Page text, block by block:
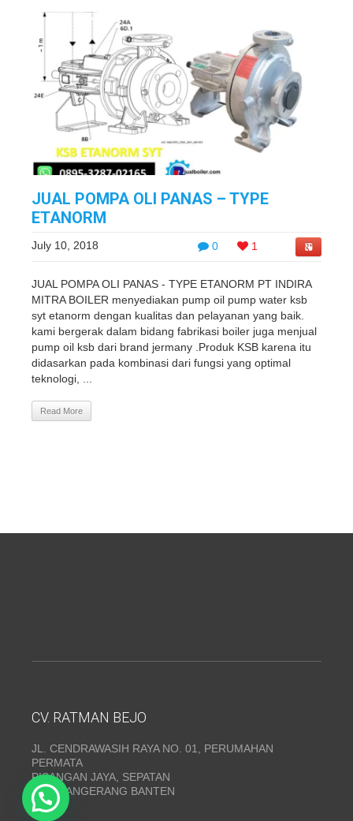
JUAL POMPA OLI PANAS – TYPE
ETANORM
0 1
July 10, 2018
JUAL POMPA OLI PANAS - TYPE ETANORM PT INDIRA
MITRA BOILER menyediakan pump oil pump water ksb
syt etanorm dengan kualitas dan pelayanan yang baik.
kami bergerak dalam bidang fabrikasi boiler juga menjual
pump oil ksb dari brand jermany .Produk KSB karena itu
didasarkan pada kombinasi dari fungsi yang optimal
teknologi, ...
Read More
CV. RATMAN BEJO
JL. CENDRAWASIH RAYA NO. 01, PERUMAHAN
PERMATA
PISANGAN JAYA, SEPATAN
KAB. TANGERANG BANTEN